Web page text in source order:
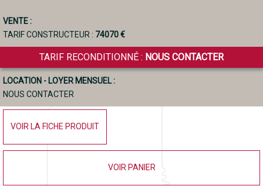
VENTE :
TARIF CONSTRUCTEUR : 74070 €
TARIF RECONDITIONNÉ : NOUS CONTACTER
LOCATION - LOYER MENSUEL :
NOUS CONTACTER
VOIR LA FICHE PRODUIT
VOIR PANIER